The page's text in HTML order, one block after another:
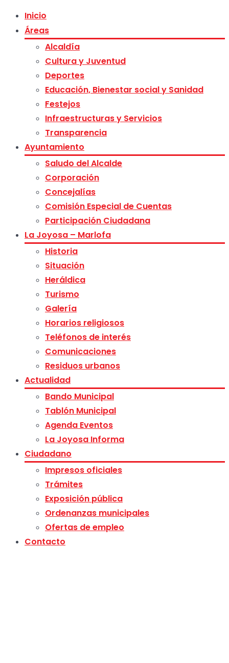
Inicio
Áreas
Alcaldía
Cultura y Juventud
Deportes
Educación, Bienestar social y Sanidad
Festejos
Infraestructuras y Servicios
Transparencia
Ayuntamiento
Saludo del Alcalde
Corporación
Concejalías
Comisión Especial de Cuentas
Participación Ciudadana
La Joyosa – Marlofa
Historia
Situación
Heráldica
Turismo
Galería
Horarios religiosos
Teléfonos de interés
Comunicaciones
Residuos urbanos
Actualidad
Bando Municipal
Tablón Municipal
Agenda Eventos
La Joyosa Informa
Ciudadano
Impresos oficiales
Trámites
Exposición pública
Ordenanzas municipales
Ofertas de empleo
Contacto